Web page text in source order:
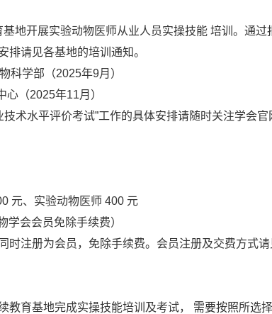
地开展实验动物医师从业人员实操技能 培训。通过
排请见各基地的培训通知。
科学部（2025年9月）
心（2025年11月）
术水平评价考试”工作的具体安排请随时关注学会官
元、实验动物医师 400 元
学会会员免除手续费）
时注册为会员，免除手续费。会员注册及交费方式
教育基地完成实操技能培训及考试， 需要按照所选